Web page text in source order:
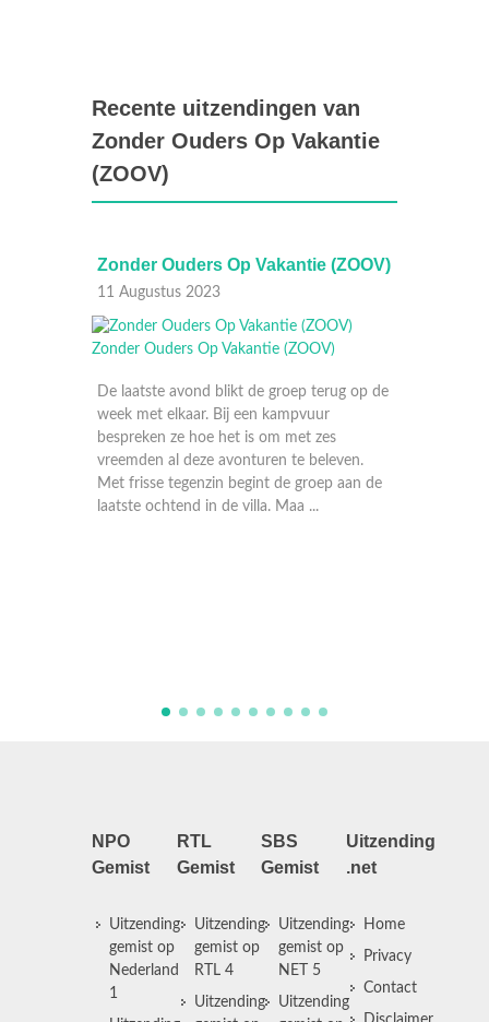
Recente uitzendingen van
Zonder Ouders Op Vakantie
(ZOOV)
Vakantie (ZOOV)
de groep terug op de
kampvuur
is om met zes
te beleven.
de groep aan de
Zonder Ouders Op Vakantie
10 Augustus 2023
NPO
Gemist
Uitzending
gemist op
Nederland
1
RTL
Gemist
Uitzending
gemist op
RTL 4
Uitzending
SBS
Gemist
Uitzending
gemist op
NET 5
Uitzending
Uitzending
.net
Home
Privacy
Contact